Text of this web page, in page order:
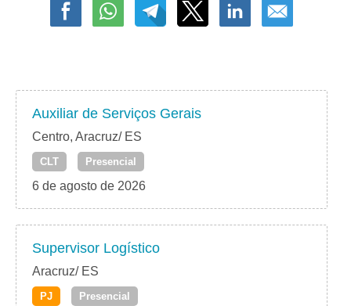
Auxiliar de Serviços Gerais
Centro, Aracruz/ ES
CLT Presencial
6 de agosto de 2026
Supervisor Logístico
Aracruz/ ES
PJ Presencial